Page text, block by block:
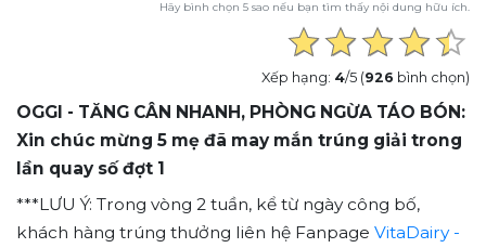
Hãy bình chọn 5 sao nếu bạn tìm thấy nội dung hữu ích.
Xếp hạng: 4/5 (926 bình chọn)
OGGI - TĂNG CÂN NHANH, PHÒNG NGỪA TÁO BÓN:
Xin chúc mừng 5 mẹ đã may mắn trúng giải trong
lần quay số đợt 1
***LƯU Ý: Trong vòng 2 tuần, kể từ ngày công bố,
khách hàng trúng thưởng liên hệ Fanpage VitaDairy -